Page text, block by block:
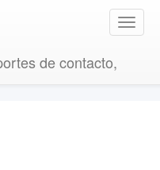
T
o
de contacto,